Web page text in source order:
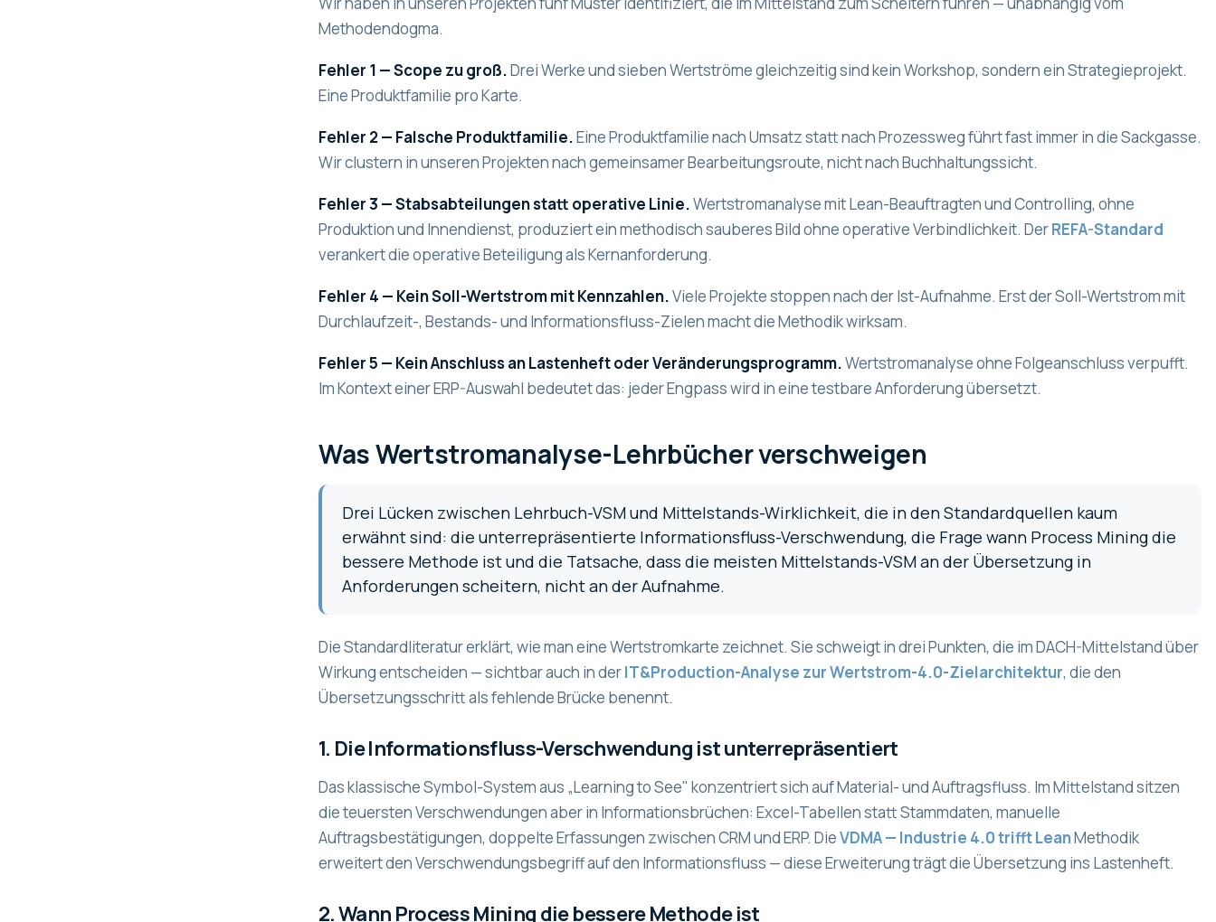
Methodendogma.
Fehler 1 — Scope zu groß.Drei Werke und sieben Wertströme gleichzeitig sind kein Workshop, sondern ein Strategieprojekt.
Eine Produktfamilie pro Karte.
Fehler 2 — Falsche Produktfamilie.Eine Produktfamilie nach Umsatz statt nach Prozessweg führt fast immer in die Sackgasse.
Wir clustern in unseren Projekten nach gemeinsamer Bearbeitungsroute, nicht nach Buchhaltungssicht.
Fehler 3 — Stabsabteilungen statt operative Linie.Wertstromanalyse mit Lean-Beauftragten und Controlling, ohne
Produktion und Innendienst, produziert ein methodisch sauberes Bild ohne operative Verbindlichkeit. DerREFA-Standard
verankert die operative Beteiligung als Kernanforderung.
Fehler 4 — Kein Soll-Wertstrom mit Kennzahlen.Viele Projekte stoppen nach der Ist-Aufnahme. Erst der Soll-Wertstrom mit
Durchlaufzeit-, Bestands- und Informationsfluss-Zielen macht die Methodik wirksam.
Fehler 5 — Kein Anschluss an Lastenheft oder Veränderungsprogramm.Wertstromanalyse ohne Folgeanschluss verpufft.
Im Kontext einer ERP-Auswahl bedeutet das: jeder Engpass wird in eine testbare Anforderung übersetzt.
Was Wertstromanalyse-Lehrbücher verschweigen
Drei Lücken zwischen Lehrbuch-VSM und Mittelstands-Wirklichkeit, die in den Standardquellen kaum
erwähnt sind: die unterrepräsentierte Informationsfluss-Verschwendung, die Frage wann Process Mining die
bessere Methode ist und die Tatsache, dass die meisten Mittelstands-VSM an der Übersetzung in
Anforderungen scheitern, nicht an der Aufnahme.
Die Standardliteratur erklärt, wie man eine Wertstromkarte zeichnet. Sie schweigt in drei Punkten, die im DACH-Mittelstand über
Wirkung entscheiden — sichtbar auch in derIT&Production-Analyse zur Wertstrom-4.0-Zielarchitektur, die den
Übersetzungsschritt als fehlende Brücke benennt.
1. Die Informationsfluss-Verschwendung ist unterrepräsentiert
Das klassische Symbol-System aus „Learning to See" konzentriert sich auf Material- und Auftragsfluss. Im Mittelstand sitzen
die teuersten Verschwendungen aber in Informationsbrüchen: Excel-Tabellen statt Stammdaten, manuelle
Auftragsbestätigungen, doppelte Erfassungen zwischen CRM und ERP. DieVDMA — Industrie 4.0 trifft LeanMethodik
erweitert den Verschwendungsbegriff auf den Informationsfluss — diese Erweiterung trägt die Übersetzung ins Lastenheft.
2. Wann Process Mining die bessere Methode ist